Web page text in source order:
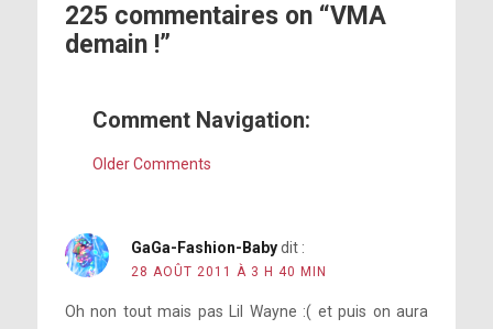
225 commentaires on “VMA
demain !”
Comment Navigation:
Older Comments
GaGa-Fashion-Baby dit :
28 AOÛT 2011 À 3 H 40 MIN
Oh non tout mais pas Lil Wayne :( et puis on aura